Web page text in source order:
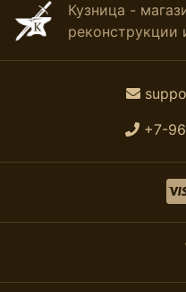
Кузница -
реконструкции
+7-